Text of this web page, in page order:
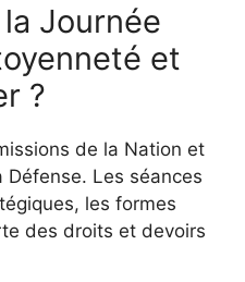
Journée
et
?
de la Nation et
Les séances
les formes
des droits et devoirs